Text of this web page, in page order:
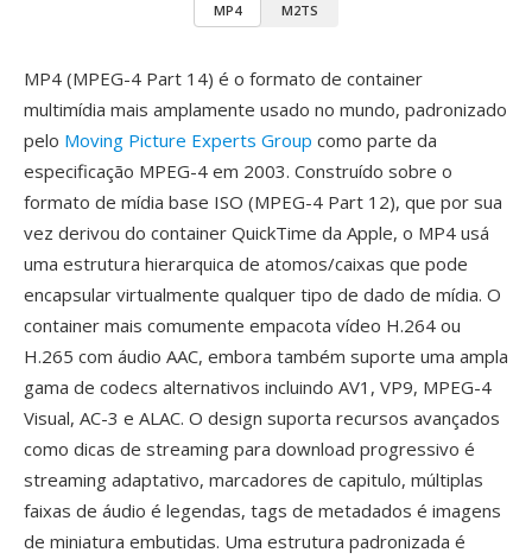
MP4 M2TS
MP4 (MPEG-4 Part 14) é o formato de container
multimídia mais amplamente usado no mundo, padronizado
pelo Moving Picture Experts Group como parte da
especificação MPEG-4 em 2003. Construído sobre o
formato de mídia base ISO (MPEG-4 Part 12), que por sua
vez derivou do container QuickTime da Apple, o MP4 usá
uma estrutura hierarquica de atomos/caixas que pode
encapsular virtualmente qualquer tipo de dado de mídia. O
container mais comumente empacota vídeo H.264 ou
H.265 com áudio AAC, embora também suporte uma ampla
gama de codecs alternativos incluindo AV1, VP9, MPEG-4
Visual, AC-3 e ALAC. O design suporta recursos avançados
como dicas de streaming para download progressivo é
streaming adaptativo, marcadores de capitulo, múltiplas
faixas de áudio é legendas, tags de metadados é imagens
de miniatura embutidas. Uma estrutura padronizada é